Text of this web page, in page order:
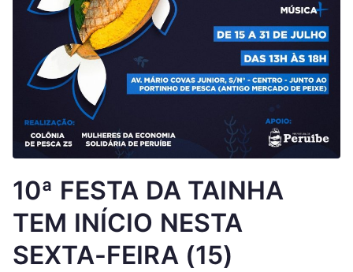
10ª FESTA DA TAINHA
TEM INÍCIO NESTA
SEXTA-FEIRA (15)